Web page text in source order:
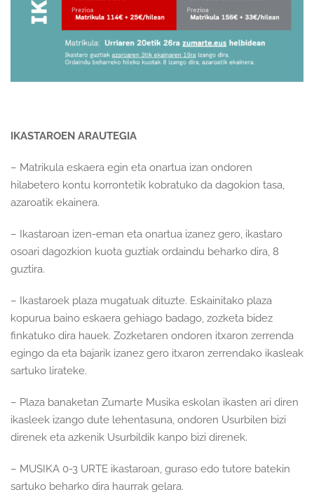
IKASTAROEN ARAUTEGIA
– Matrikula eskaera egin eta onartua izan ondoren
hilabetero kontu korrontetik kobratuko da dagokion tasa,
azaroatik ekainera.
– Ikastaroan izen-eman eta onartua izanez gero, ikastaro
osoari dagozkion kuota guztiak ordaindu beharko dira, 8
guztira.
– Ikastaroek plaza mugatuak dituzte. Eskainitako plaza
kopurua baino eskaera gehiago badago, zozketa bidez
finkatuko dira hauek. Zozketaren ondoren itxaron zerrenda
egingo da eta bajarik izanez gero itxaron zerrendako ikasleak
sartuko lirateke.
– Plaza banaketan Zumarte Musika eskolan ikasten ari diren
ikasleek izango dute lehentasuna, ondoren Usurbilen bizi
direnek eta azkenik Usurbildik kanpo bizi direnek.
– MUSIKA 0-3 URTE ikastaroan, guraso edo tutore batekin
sartuko beharko dira haurrak gelara.